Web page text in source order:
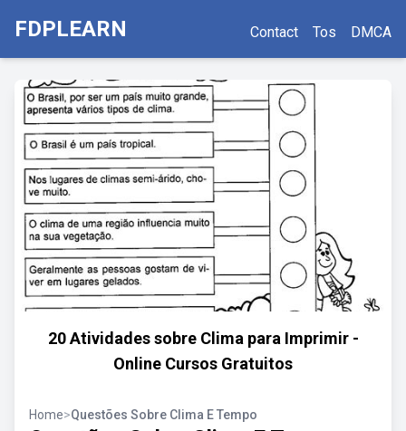
FDPLEARN Contact Tos DMCA
20 Atividades sobre Clima para Imprimir -
Online Cursos Gratuitos
Home>Questões Sobre Clima E Tempo